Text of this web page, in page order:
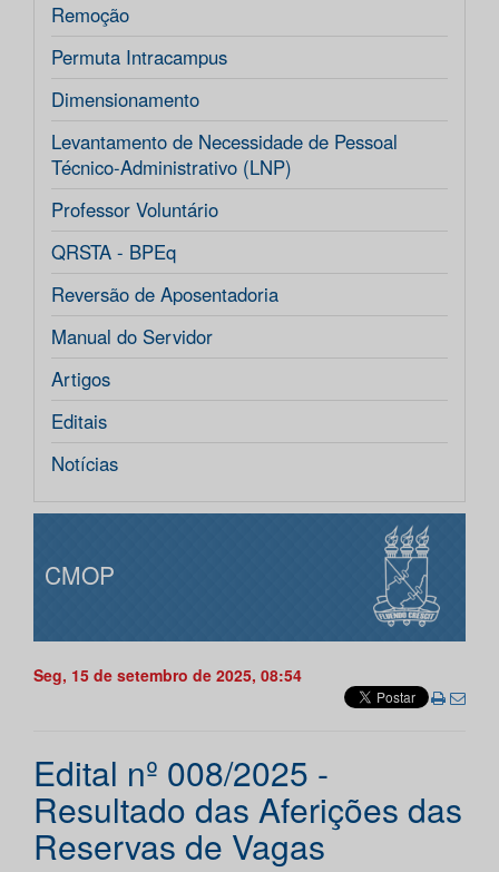
Remoção
Permuta Intracampus
Dimensionamento
Levantamento de Necessidade de Pessoal
Técnico-Administrativo (LNP)
Professor Voluntário
QRSTA - BPEq
Reversão de Aposentadoria
Manual do Servidor
Artigos
Editais
Notícias
CMOP
Seg, 15 de setembro de 2025, 08:54
Edital nº 008/2025 -
Resultado das Aferições das
Reservas de Vagas